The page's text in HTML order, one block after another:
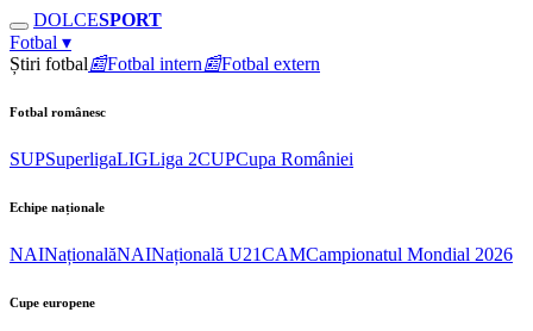
DOLCESPORT
Fotbal ▾
Știri fotbal📰Fotbal intern📰Fotbal extern
Fotbal românesc
SUPSuperligaLIGLiga 2CUPCupa României
Echipe naționale
NAINaționalăNAINațională U21CAMCampionatul Mondial 2026
Cupe europene